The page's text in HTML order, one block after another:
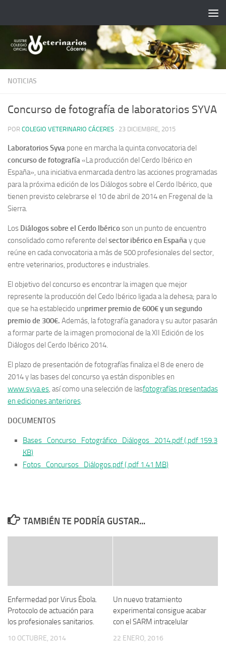
NOTICIAS
Concurso de fotografía de laboratorios SYVA
POR COLEGIO VETERINARIO CÁCERES · 23 DICIEMBRE, 2015
Laboratorios Syva pone en marcha la quinta convocatoria del
concurso de fotografía«La producción del Cerdo Ibérico en
España», una iniciativa enmarcada dentro las acciones programadas
para la próxima edición de los Diálogos sobre el Cerdo Ibérico, que
tienen previsto celebrarse el 10 de abril de 2014 en Fregenal de la
Sierra.
Los Diálogos sobre el Cerdo Ibéricoson un punto de encuentro
consolidado como referente del sector ibérico en Españay que
reúne en cada convocatoria a más de 500 profesionales del sector,
entre veterinarios, productores e industriales.
El objetivo del concurso es encontrar la imagen que mejor
represente la producción del Cedo Ibérico ligada a la dehesa; para lo
que se ha establecido unprimer premio de 600€ y un segundo
premio de 300€. Además, la fotografía ganadora y su autor pasarán
a formar parte de la imagen promocional de la XII Edición de los
Diálogos del Cerdo Ibérico 2014.
El plazo de presentación de fotografías finaliza el 8 de enero de
2014 y las bases del concurso ya están disponibles en
www.syva.es, así como una selección de lasfotografías presentadas
en ediciones anteriores.
DOCUMENTOS
Bases_Concurso_Fotográfico_Diálogos_2014.pdf (.pdf 159.3
KB)
Fotos_Concursos_Diálogos.pdf (.pdf 1.41 MB)
TAMBIÉN TE PODRÍA GUSTAR...
Enfermedad por Virus Ébola.
Protocolo de actuación para
los profesionales sanitarios.
10 OCTUBRE, 2014
Un nuevo tratamiento
experimental consigue acabar
con el SARM intracelular
22 ENERO, 2016